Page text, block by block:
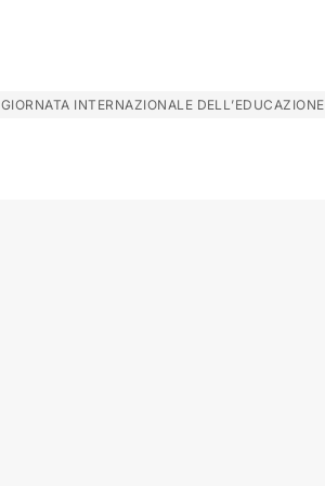
GIORNATA INTERNAZIONALE DELL’EDUCAZIONE